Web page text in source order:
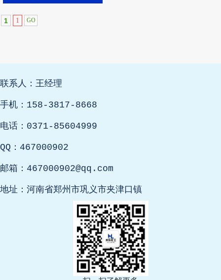
1 1
联系人：王经理
手机：158-3817-8668
电话：0371-85604999
QQ：467000902
邮箱：467000902@qq.com
地址：河南省郑州市巩义市夹津口镇